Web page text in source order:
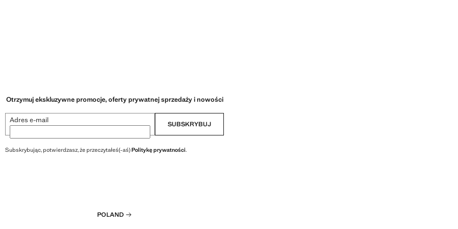
Otrzymuj ekskluzywne promocje, oferty prywatnej sprzedaży i nowości
Adres e-mail SUBSKRYBUJ
Subskrybując, potwierdzasz, że przeczytałeś(-aś)Politykę prywatności.
POLAND